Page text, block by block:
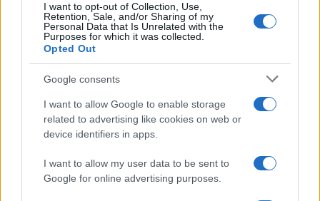
I want to opt-out of Collection, Use,
Retention, Sale, and/or Sharing of my
Personal Data that Is Unrelated with the
Purposes for which it was collected.
Opted Out
Google consents
I want to allow Google to enable storage
related to advertising like cookies on web or
device identifiers in apps.
I want to allow my user data to be sent to
Google for online advertising purposes.
della vicinanza con Mosca. Da qui un lento
precipitare delle cose, con Trump che autorizza
nel 2017 l’invio dei temibili missili anticarro Javelin
Il Russiagate non è stato solo uno scandalo
delegittimazione dell’avversario politico attraverso